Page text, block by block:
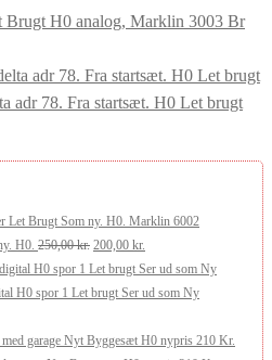
Marklin 3003 Br
adr 78. Fra startsæt. H0 Let brugt
Marklin 6002
H0. 250,00kr. Den
oprindelige
pris
250,00 kr..
200,00 kr.
aktuelle
pris
200,00 kr..
H0 spor 1 Let brugt Ser ud som Ny